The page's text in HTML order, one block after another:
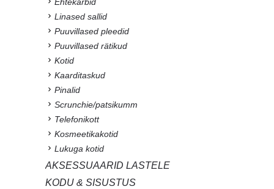
Ehtekarbid
Linased sallid
Puuvillased pleedid
Puuvillased rätikud
Kotid
Kaarditaskud
Pinalid
Scrunchie/patsikumm
Telefonikott
Kosmeetikakotid
Lukuga kotid
AKSESSUAARID LASTELE
KODU & SISUSTUS